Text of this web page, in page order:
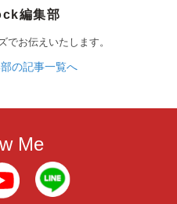
編集部
でお伝えいたします。
の記事一覧へ
Me